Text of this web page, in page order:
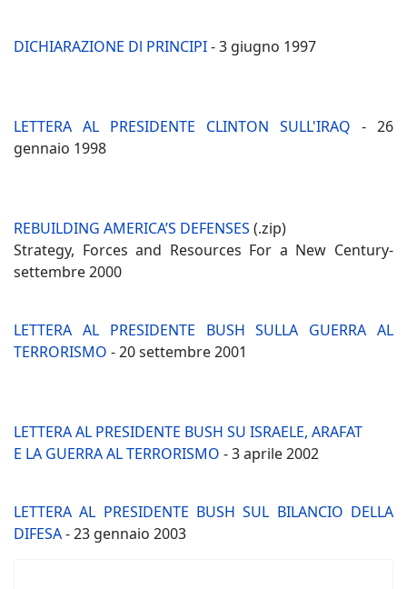
DICHIARAZIONE Dl PRINCIPI- 3 giugno 1997
LETTERA AL PRESIDENTE CLINTON SULL'IRAQ - 26
gennaio 1998
REBUILDING AMERICA’S DEFENSES (.zip)
Strategy, Forces and Resources For a New Century-
settembre 2000
LETTERA AL PRESIDENTE BUSH SULLA GUERRA AL
TERRORISMO - 20 settembre 2001
LETTERA AL PRESIDENTE BUSH SU ISRAELE, ARAFAT
E LA GUERRA AL TERRORISMO - 3 aprile 2002
LETTERA AL PRESIDENTE BUSHSUL BILANCIO DELLA
DIFESA- 23 gennaio 2003